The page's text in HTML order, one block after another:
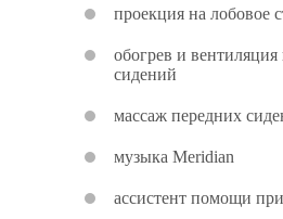
проекция на лобовое
обогрев и
сидений
массаж передних
музыка Meridian
ассистент помощи